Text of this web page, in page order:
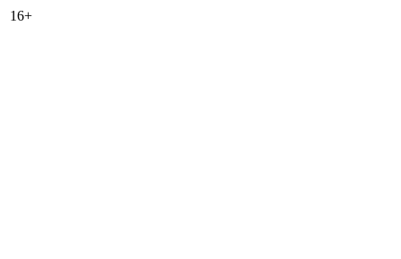
16+